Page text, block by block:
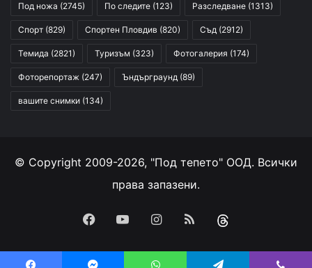
Под ножа (2745) По следите (123) Разследване (1313)
Спорт (829) Спортен Пловдив (820) Съд (2912)
Темида (2821) Туризъм (323) Фотогалерия (174)
Фоторепортаж (247) Ъндърграунд (89)
вашите снимки (134)
© Copyright 2009-2026, "Под тепето" ООД. Всички
права запазени.
Facebook
YouTubeInstagram
RSS